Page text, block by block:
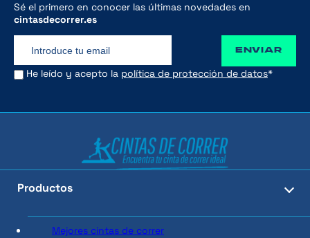
Sé el primero en conocer las últimas novedades en
cintasdecorrer.es
ENVIAR
He leído y acepto la política de protección de datos*
Productos
Mejores cintas de correr